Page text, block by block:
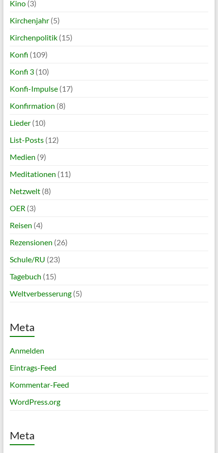
Kino(3)
Kirchenjahr(5)
Kirchenpolitik(15)
Konfi (109)
Konfi 3(10)
Konfi-Impulse(17)
Konfirmation (8)
Lieder(10)
List-Posts(12)
Medien (9)
Meditationen (11)
Netzwelt(8)
OER (3)
Reisen (4)
Rezensionen (26)
Schule/RU (23)
Tagebuch (15)
Weltverbesserung(5)
Meta
Anmelden
Eintrags-Feed
Kommentar-Feed
WordPress.org
Meta